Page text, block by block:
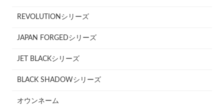
REVOLUTIONシリーズ
JAPAN FORGEDシリーズ
JET BLACKシリーズ
BLACK SHADOWシリーズ
オウンネーム